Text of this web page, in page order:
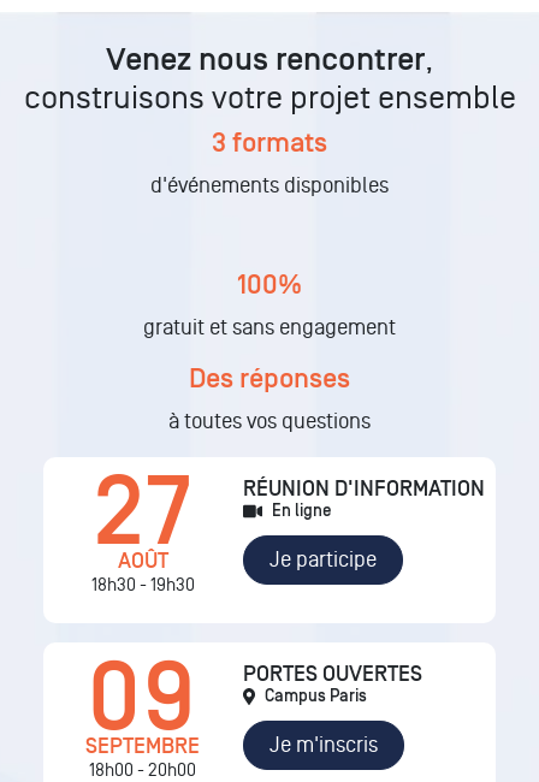
Venez nous rencontrer,
construisons votre projet ensemble
3 formats
d'événements disponibles
100%
gratuit et sans engagement
Des réponses
à toutes vos questions
27
AOÛT
18h30 - 19h30
RÉUNION D'INFORMATION
En ligne
Je participe
09
SEPTEMBRE
18h00 - 20h00
PORTES OUVERTES
Campus Paris
Je m'inscris